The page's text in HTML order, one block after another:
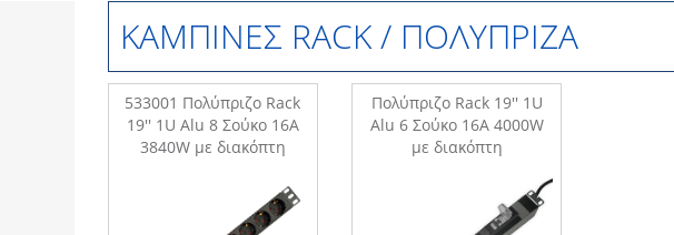
ΚΑΜΠΙΝΕΣ RACK / ΠΟΛΥΠΡΙΖΑ
533001 Πολύπριζο Rack
19'' 1U Alu 8 Σούκο 16A
3840W με διακόπτη
Πολύπριζο Rack 19'' 1U
Alu 6 Σούκο 16A 4000W
με διακόπτη